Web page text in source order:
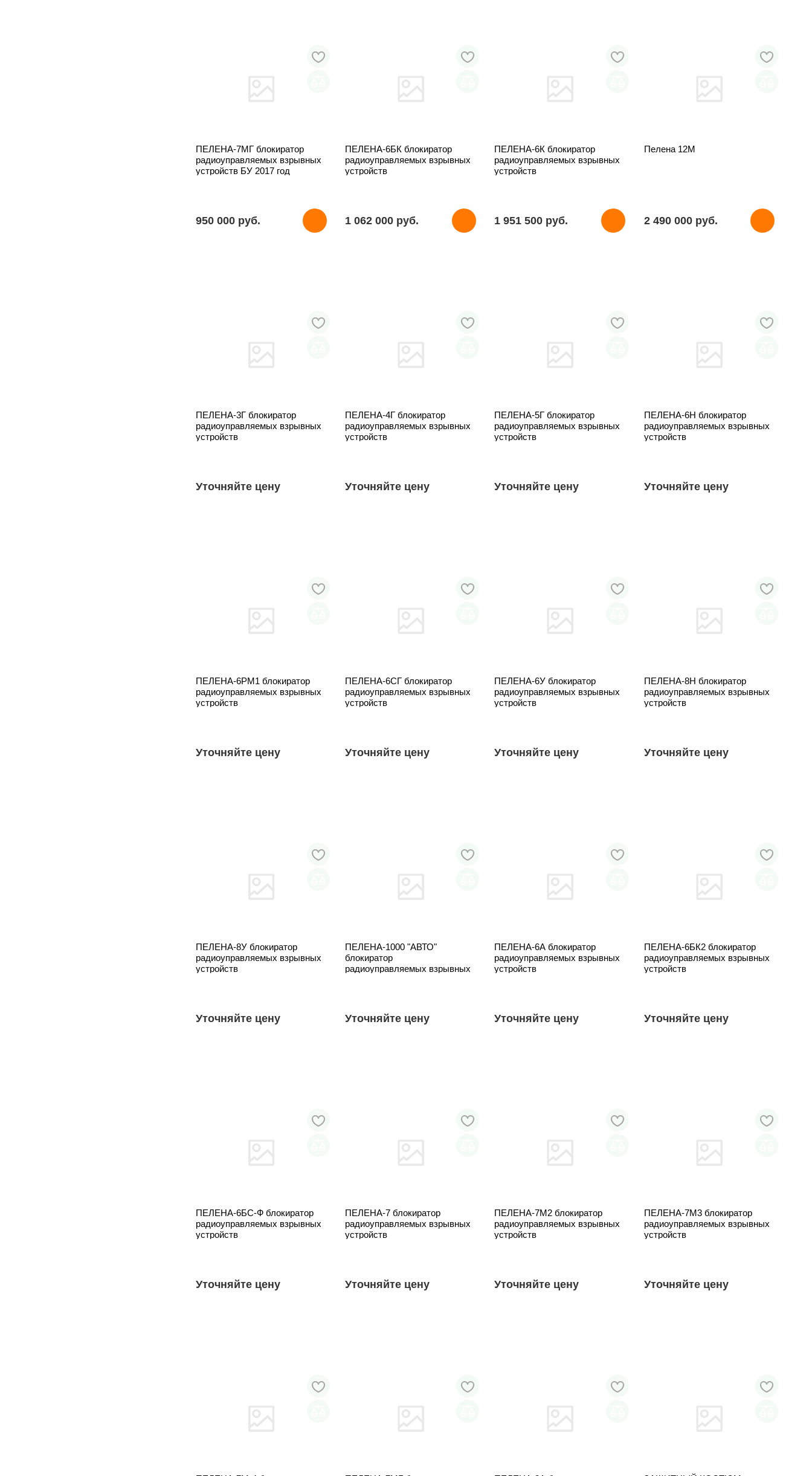
ПЕЛЕНА-7МГ блокиратор
радиоуправляемых взрывных
устройств БУ 2017 год
950 000 pуб.
ПЕЛЕНА-6БК блокиратор
радиоуправляемых взрывных
устройств
1 062 000 pуб.
ПЕЛЕНА-6К блокиратор
радиоуправляемых взрывных
устройств
1 951 500 pуб.
Пелена 12М
2 490 000 pуб.
ПЕЛЕНА-3Г блокиратор
радиоуправляемых взрывных
устройств
Уточняйте цену
ПЕЛЕНА-4Г блокиратор
радиоуправляемых взрывных
устройств
Уточняйте цену
ПЕЛЕНА-5Г блокиратор
радиоуправляемых взрывных
устройств
Уточняйте цену
ПЕЛЕНА-6Н блокиратор
радиоуправляемых взрывных
устройств
Уточняйте цену
ПЕЛЕНА-6РМ1 блокиратор
радиоуправляемых взрывных
устройств
Уточняйте цену
ПЕЛЕНА-6СГ блокиратор
радиоуправляемых взрывных
устройств
Уточняйте цену
ПЕЛЕНА-6У блокиратор
радиоуправляемых взрывных
устройств
Уточняйте цену
ПЕЛЕНА-8Н блокиратор
радиоуправляемых взрывных
устройств
Уточняйте цену
ПЕЛЕНА-8У блокиратор
радиоуправляемых взрывных
устройств
Уточняйте цену
ПЕЛЕНА-1000 "АВТО"
блокиратор
радиоуправляемых взрывных
Уточняйте цену
ПЕЛЕНА-6А блокиратор
радиоуправляемых взрывных
устройств
Уточняйте цену
ПЕЛЕНА-6БК2 блокиратор
радиоуправляемых взрывных
устройств
Уточняйте цену
ПЕЛЕНА-6БС-Ф блокиратор
радиоуправляемых взрывных
устройств
Уточняйте цену
ПЕЛЕНА-7 блокиратор
радиоуправляемых взрывных
устройств
Уточняйте цену
ПЕЛЕНА-7М2 блокиратор
радиоуправляемых взрывных
устройств
Уточняйте цену
ПЕЛЕНА-7М3 блокиратор
радиоуправляемых взрывных
устройств
Уточняйте цену